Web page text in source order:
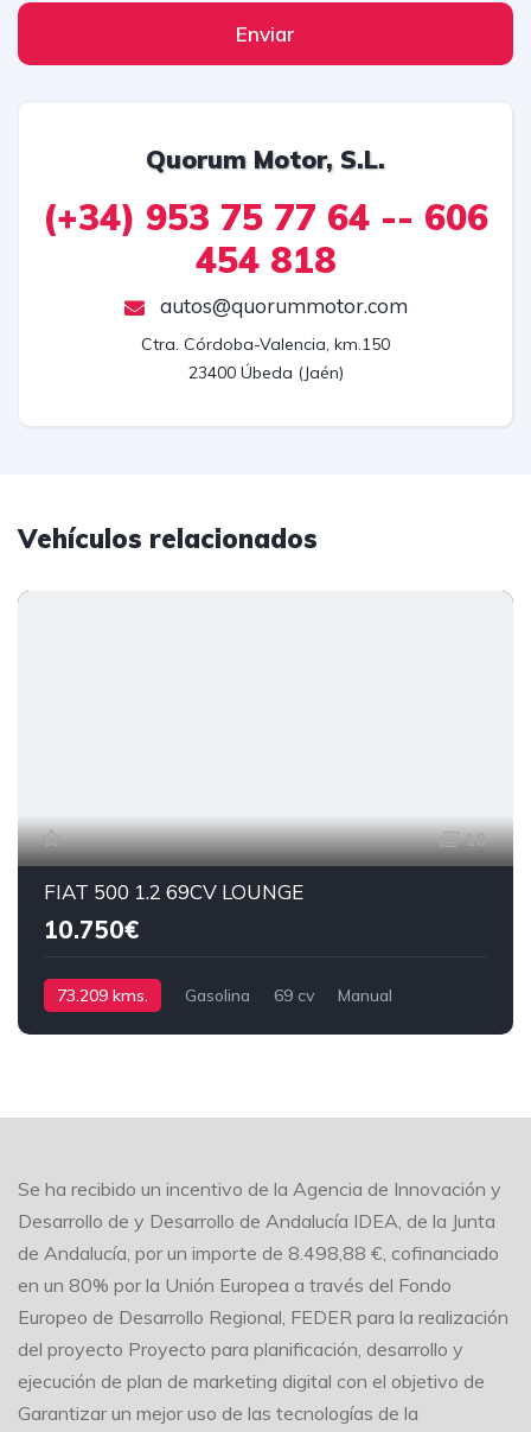
Enviar
Quorum Motor, S.L.
(+34) 953 75 77 64 -- 606
454 818
autos@quorummotor.com
Ctra. Córdoba-Valencia, km.150
23400 Úbeda (Jaén)
Vehículos relacionados
10
FIAT 500 1.2 69CV LOUNGE
10.750€
73.209 kms. Gasolina 69 cv Manual
Se ha recibido un incentivo de la Agencia de Innovación y
Desarrollo de y Desarrollo de Andalucía IDEA, de la Junta
de Andalucía, por un importe de 8.498,88 €, cofinanciado
en un 80% por la Unión Europea a través del Fondo
Europeo de Desarrollo Regional, FEDER para la realización
del proyecto Proyecto para planificación, desarrollo y
ejecución de plan de marketing digital con el objetivo de
Garantizar un mejor uso de las tecnologías de la